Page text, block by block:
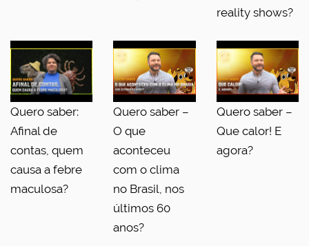
reality shows?
Quero saber:
Afinal de
contas, quem
causa a febre
maculosa?
Quero saber –
O que
aconteceu
com o clima
no Brasil, nos
últimos 60
anos?
Quero saber –
Que calor! E
agora?